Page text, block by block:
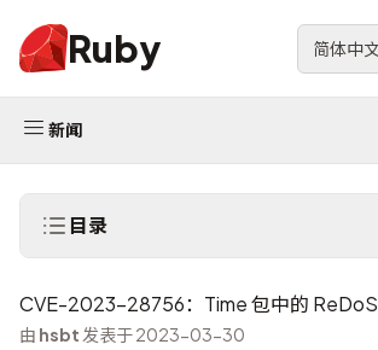
Ruby 简体中
新闻
目录
CVE-2023-28756：Time 包中的
由 hsbt 发表于 2023-03-30